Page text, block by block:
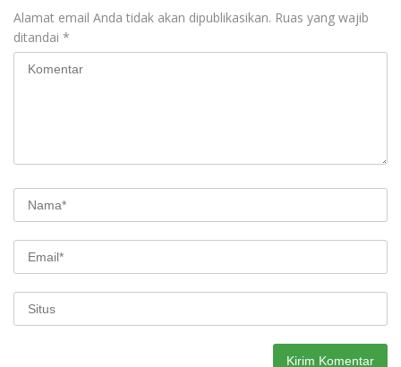
Alamat email Anda tidak akan dipublikasikan. Ruas yang wajib
ditandai *